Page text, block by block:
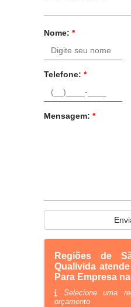
Nome: *
Telefone: *
Mensagem: *
Regiões de
Qualivida
Para Empresa
Selecione uma
orçamento